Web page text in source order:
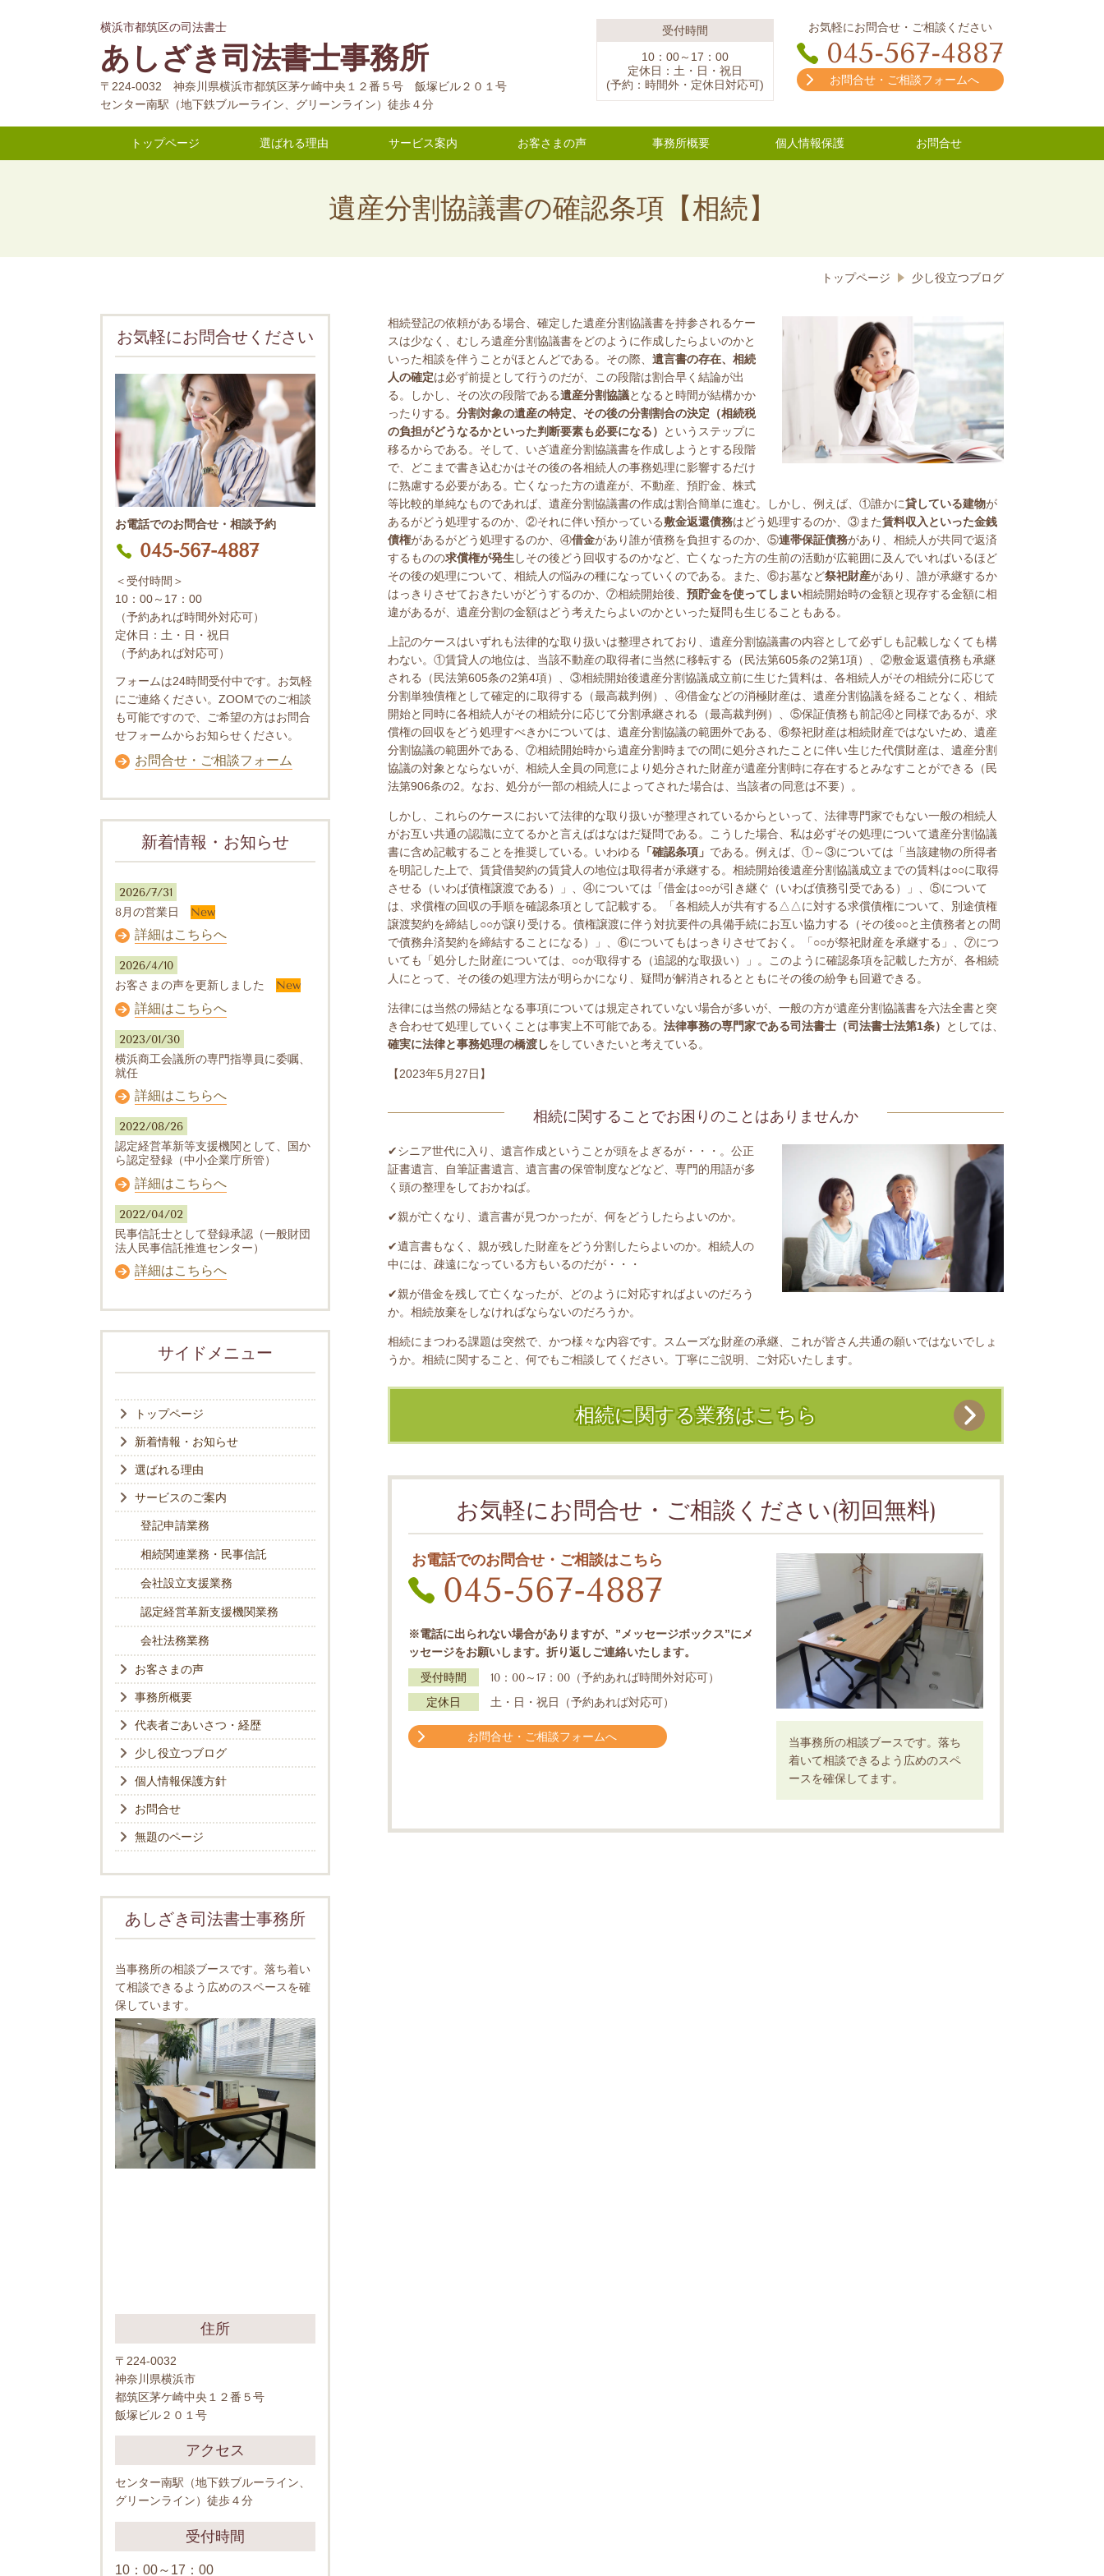
横浜市都筑区の司法書士
あしざき司法書士事務所
〒224-0032 神奈川県横浜市都筑区茅ケ崎中央１２番５号 飯塚ビル２０１号
センター南駅（地下鉄ブルーライン、グリーンライン）徒歩４分
受付時間
10：00～17：00
定休日：土・日・祝日
(予約：時間外・定休日対応可)
お気軽にお問合せ・ご相談ください
045-567-4887
お問合せ・ご相談フォームへ
トップページ 選ばれる理由 サービス案内 お客さまの声 事務所概要 個人情報保護 お問合せ
遺産分割協議書の確認条項【相続】
トップページ 少し役立つブログ
相続登記の依頼がある場合、確定した遺産分割協議書を持参されるケー
スは少なく、むしろ遺産分割協議書をどのように作成したらよいのかと
いった相談を伴うことがほとんどである。その際、 遺言書の存在、相続
人の確定は必ず前提として行うのだが、この段階は割合早く結論が出
る。しかし、その次の段階である遺産分割協議となると時間が結構かか
ったりする。 分割対象の遺産の特定、その後の分割割合の決定（相続税
の負担がどうなるかといった判断要素も必要になる）
というステップに
移るからである。そして、いざ遺産分割協議書を作成しようとする段階
で、どこまで書き込むかはその後の各相続人の事務処理に影響するだけ
に熟慮する必要がある。亡くなった方の遺産が、不動産、預貯金、株式
等比較的単純なものであれば、遺産分割協議書の作成は割合簡単に進む。しかし、例えば、①誰かに貸している建物が
あるがどう処理するのか、②それに伴い預かっている敷金返還債務はどう処理するのか、③また賃料収入といった金銭
債権があるがどう処理するのか、④借金があり誰が債務を負担するのか、⑤連帯保証債務があり、相続人が共同で返済
するものの求償権が発生 しその後どう回収するのかなど、亡くなった方の生前の活動が広範囲に及んでいればいるほど
その後の処理について、相続人の悩みの種になっていくのである。また、⑥お墓など祭祀財産があり、誰が承継するか
はっきりさせておきたいがどうするのか、⑦相続開始後、 預貯金を使ってしまい相続開始時の金額と現存する金額に相
違があるが、遺産分割の金額はどう考えたらよいのかといった疑問も生じることもある。
上記のケースはいずれも法律的な取り扱いは整理されており、遺産分割協議書の内容として必ずしも記載しなくても構
わない。①賃貸人の地位は、当該不動産の取得者に当然に移転する（民法第605条の2第1項）、②敷金返還債務も承継
される（民法第605条の2第4項）、③相続開始後遺産分割協議成立前に生じた賃料は、各相続人がその相続分に応じて
分割単独債権として確定的に取得する（最高裁判例）、④借金などの消極財産は、遺産分割協議を経ることなく、相続
開始と同時に各相続人がその相続分に応じて分割承継される（最高裁判例）、⑤保証債務も前記④と同様であるが、求
償権の回収をどう処理すべきかについては、遺産分割協議の範囲外である、⑥祭祀財産は相続財産ではないため、遺産
分割協議の範囲外である、⑦相続開始時から遺産分割時までの間に処分されたことに伴い生じた代償財産は、遺産分割
協議の対象とならないが、相続人全員の同意により処分された財産が遺産分割時に存在するとみなすことができる（民
法第906条の2。なお、処分が一部の相続人によってされた場合は、当該者の同意は不要）。
しかし、これらのケースにおいて法律的な取り扱いが整理されているからといって、法律専門家でもない一般の相続人
がお互い共通の認識に立てるかと言えばはなはだ疑問である。こうした場合、私は必ずその処理について遺産分割協議
書に含め記載することを推奨している。いわゆる
「確認条項」 である。例えば、①～③については「当該建物の所得者
を明記した上で、賃貸借契約の賃貸人の地位は取得者が承継する。相続開始後遺産分割協議成立までの賃料は○○に取得
させる（いわば債権譲渡である）」、④については「借金は○○が引き継ぐ（いわば債務引受である）」、⑤について
は、求償権の回収の手順を確認条項として記載する。「各相続人が共有する△△に対する求償債権について、別途債権
譲渡契約を締結し○○が譲り受ける。債権譲渡に伴う対抗要件の具備手続にお互い協力する（その後○○と主債務者との間
で債務弁済契約を締結することになる）」、⑥についてもはっきりさせておく。「○○が祭祀財産を承継する」、⑦につ
いても「処分した財産については、○○が取得する（追認的な取扱い）」。このように確認条項を記載した方が、各相続
人にとって、その後の処理方法が明らかになり、疑問が解消されるとともにその後の紛争も回避できる。
法律には当然の帰結となる事項については規定されていない場合が多いが、一般の方が遺産分割協議書を六法全書と突
き合わせて処理していくことは事実上不可能である。 法律事務の専門家である司法書士（司法書士法第1条）
としては、
確実に法律と事務処理の橋渡しをしていきたいと考えている。
【2023年5月27日】
相続に関することでお困りのことはありませんか
✔シニア世代に入り、遺言作成ということが頭をよぎるが・・・。公正
証書遺言、自筆証書遺言、遺言書の保管制度などなど、専門的用語が多
く頭の整理をしておかねば。
✔親が亡くなり、遺言書が見つかったが、何をどうしたらよいのか。
✔遺言書もなく、親が残した財産をどう分割したらよいのか。相続人の
中には、疎遠になっている方もいるのだが・・・
✔親が借金を残して亡くなったが、どのように対応すればよいのだろう
か。相続放棄をしなければならないのだろうか。
相続にまつわる課題は突然で、かつ様々な内容です。スムーズな財産の承継、これが皆さん共通の願いではないでしょ
うか。相続に関すること、何でもご相談してください。丁寧にご説明、ご対応いたします。
相続に関する業務はこちら
お気軽にお問合せ・ご相談ください(初回無料)
当事務所の相談ブースです。落ち
着いて相談できるよう広めのスペ
ースを確保してます。
お電話でのお問合せ・ご相談はこちら
045-567-4887
※電話に出られない場合がありますが、”メッセージボックス”にメ
ッセージをお願いします。折り返しご連絡いたします。
受付時間
10：00～17：00（予約あれば時間外対応可）
定休日
土・日・祝日（予約あれば対応可）
お問合せ・ご相談フォームへ
お気軽にお問合せください
お電話でのお問合せ・相談予約
045-567-4887
＜受付時間＞
10：00～17：00
（予約あれば時間外対応可）
定休日：土・日・祝日
（予約あれば対応可）
フォームは24時間受付中です。お気軽
にご連絡ください。ZOOMでのご相談
も可能ですので、ご希望の方はお問合
せフォームからお知らせください。
お問合せ・ご相談フォーム
新着情報・お知らせ
2026/7/31
8月の営業日 New
詳細はこちらへ
2026/4/10
お客さまの声を更新しました New
詳細はこちらへ
2023/01/30
横浜商工会議所の専門指導員に委嘱、
就任
詳細はこちらへ
2022/08/26
認定経営革新等支援機関として、国か
ら認定登録（中小企業庁所管）
詳細はこちらへ
2022/04/02
民事信託士として登録承認（一般財団
法人民事信託推進センター）
詳細はこちらへ
サイドメニュー
トップページ
新着情報・お知らせ
選ばれる理由
サービスのご案内
登記申請業務
相続関連業務・民事信託
会社設立支援業務
認定経営革新支援機関業務
会社法務業務
お客さまの声
事務所概要
代表者ごあいさつ・経歴
少し役立つブログ
個人情報保護方針
お問合せ
無題のページ
あしざき司法書士事務所
当事務所の相談ブースです。落ち着い
て相談できるよう広めのスペースを確
保しています。
住所
〒224-0032
神奈川県横浜市
都筑区茅ケ崎中央１２番５号
飯塚ビル２０１号
アクセス
センター南駅（地下鉄ブルーライン、
グリーンライン）徒歩４分
受付時間
10：00～17：00